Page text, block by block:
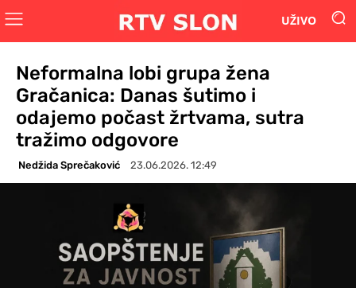
UŽIVO
Neformalna lobi grupa žena
Gračanica: Danas šutimo i
odajemo počast žrtvama, sutra
tražimo odgovore
Nedžida Sprečaković 23.06.2026. 12:49